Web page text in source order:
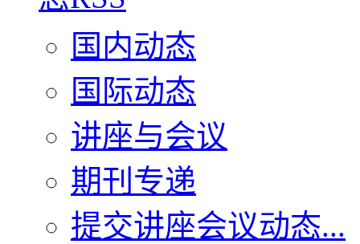
国内动态
国际动态
讲座与会议
期刊专递
提交讲座会议动态...